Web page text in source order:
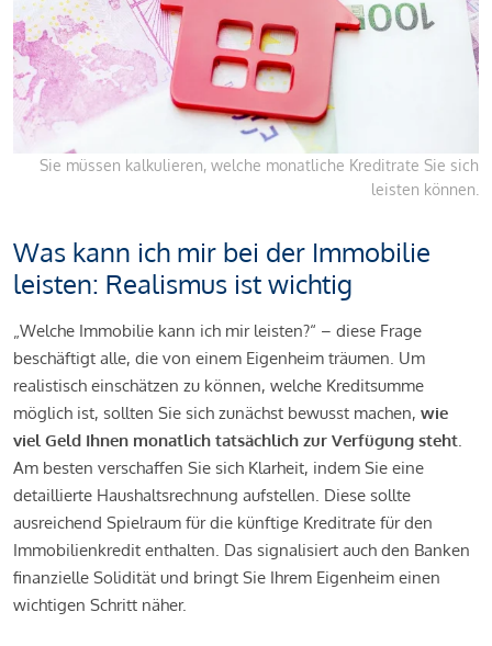
Sie müssen kalkulieren, welche monatliche Kreditrate Sie sich
leisten können.
Was kann ich mir bei der Immobilie
leisten: Realismus ist wichtig
„Welche Immobilie kann ich mir leisten?“ – diese Frage
beschäftigt alle, die von einem Eigenheim träumen. Um
realistisch einschätzen zu können, welche Kreditsumme
möglich ist, sollten Sie sich zunächst bewusst machen, wie
viel Geld Ihnen monatlich tatsächlich zur Verfügung steht.
Am besten verschaffen Sie sich Klarheit, indem Sie eine
detaillierte Haushaltsrechnung aufstellen. Diese sollte
ausreichend Spielraum für die künftige Kreditrate für den
Immobilienkredit enthalten. Das signalisiert auch den Banken
finanzielle Solidität und bringt Sie Ihrem Eigenheim einen
wichtigen Schritt näher.